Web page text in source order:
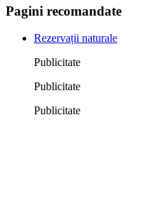
Pagini recomandate
Rezervații naturale
Publicitate
Publicitate
Publicitate